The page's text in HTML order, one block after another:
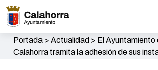
Portada> Actualidad > El Ayuntamiento
Calahorra tramita la adhesión de sus